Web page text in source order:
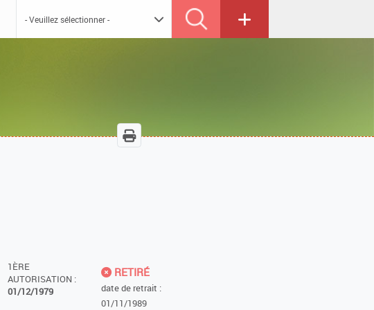
1ÈRE
AUTORISATION :
01/12/1979
RETIRÉ
date de retrait :
01/11/1989